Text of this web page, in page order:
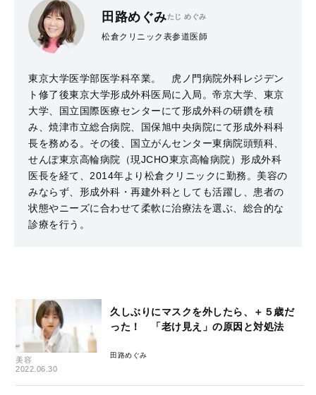
田路めぐみたじ めぐみ
松倉クリニック表参道医師
東京大学医学部医学科卒業。 虎ノ門病院外科レジデン
ト修了後東京大学形成外科医局に入局。帝京大学、東京
大学、国立国際医療センターにて形成外科の研鑽を積
み、焼津市立総合病院、国保旭中央病院にて形成外科科
長を務める。その後、国立がんセンター東病院頭頸科、
せんぽ東京高輪病院（現JCHO東京高輪病院）形成外科
医長を経て、2014年より松倉クリニックに勤務。美容の
みならず、形成外科・再建外科としても活躍し、患者の
状態やニーズに合わせて柔軟に治療法を選ぶ、総合的な
診療を行う。
美容
2022.06.30
久しぶりにマスクを外したら、＋５歳だ
った！ 「老け見え」の原因と対処法
田路めぐみ